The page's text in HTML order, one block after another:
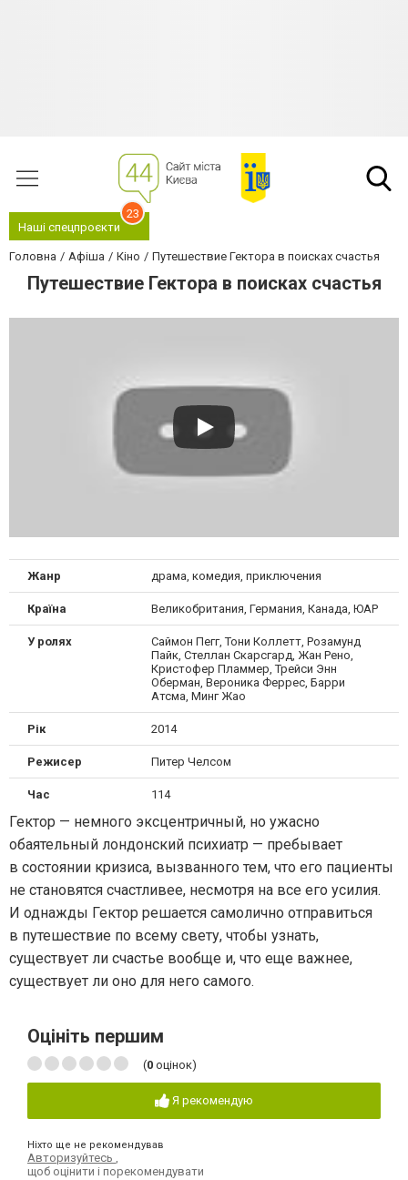
Наші спецпроєкти
23
Головна Афіша Кіно Путешествие Гектора в поисках счастья
Путешествие Гектора в поисках счастья
Жанр драма, комедия, приключения
Країна Великобритания, Германия, Канада, ЮАР
У ролях
Саймон Пегг, Тони Коллетт, Розамунд
Пайк, Стеллан Скарсгард, Жан Рено,
Кристофер Пламмер, Трейси Энн
Оберман, Вероника Феррес, Барри
Атсма, Минг Жао
Рік 2014
Режисер Питер Челсом
Час 114
Гектор — немного эксцентричный, но ужасно
обаятельный лондонский психиатр — пребывает
в состоянии кризиса, вызванного тем, что его пациенты
не становятся счастливее, несмотря на все его усилия.
И однажды Гектор решается самолично отправиться
в путешествие по всему свету, чтобы узнать,
существует ли счастье вообще и, что еще важнее,
существует ли оно для него самого.
Оцініть першим
(0 оцінок)
Я рекомендую
Ніхто ще не рекомендував
Авторизуйтесь ,
щоб оцінити і порекомендувати